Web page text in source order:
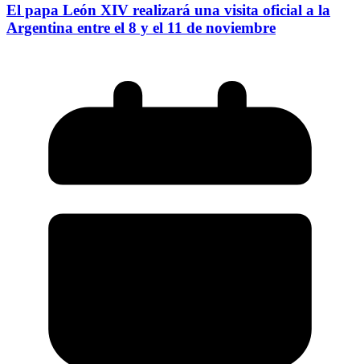
El papa León XIV realizará una visita oficial a la
Argentina entre el 8 y el 11 de noviembre